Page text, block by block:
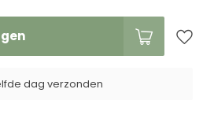
dag verzonden